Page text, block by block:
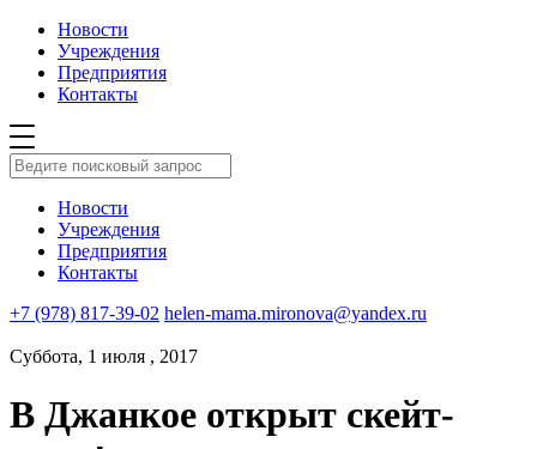
Новости
Учреждения
Предприятия
Контакты
Новости
Учреждения
Предприятия
Контакты
+7 (978) 817-39-02 helen-mama.mironova@yandex.ru
Суббота, 1 июля , 2017
В Джанкое открыт скейт-